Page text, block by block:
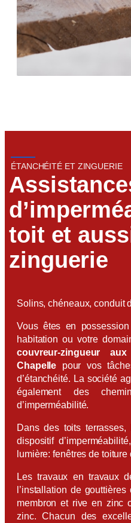
ÉTANCHÉITÉ ET ZINGUERIE
toit et
zinguerie
Solins, chéneaux, conduit
Vous êtes en
habitation ou votre
couvreur-zingueur
Chapelle pour vos
d’étanchéité. La société
également des
d’imperméabilité.
Dans des toits
dispositif
lumière: fenêtres de toiture
Les travaux en travaux
l’installation de
membron et rive en zinc
zinc. Chacun des